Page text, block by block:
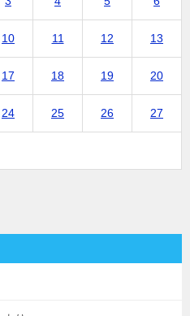
10 11 12 13
17 18 19 20
24 25 26 27